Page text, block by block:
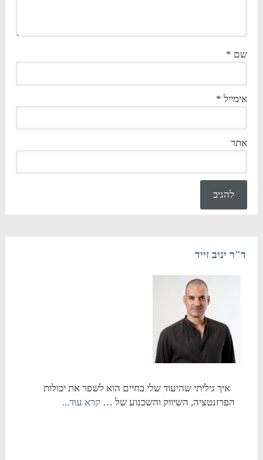
שם *
אימייל *
אתר
ד"ר יניב זייד
איך גיליתי שהיעוד שלי בחיים הוא לשפר את יכולות
הפרזנטציה, השיווק והשכנוע של … קרא עוד...